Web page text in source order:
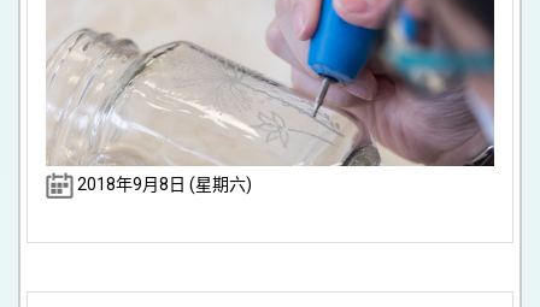
2018年9月8日 (星期六)